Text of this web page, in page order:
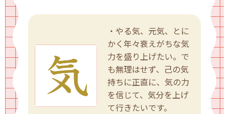
・やる気、元気、とに
かく年々衰えがちな気
力を盛り上げたい。で
も無理はせず、己の気
持ちに正直に、気の力
を信じて、気分を上げ
て行きたいです。